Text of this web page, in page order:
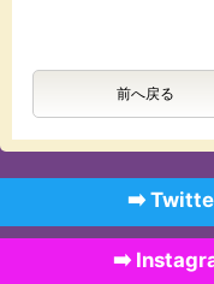
前へ戻る
➡️
➡️